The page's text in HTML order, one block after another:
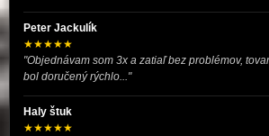
Peter Jackulík
★★★★★
"Objednávam som 3x a zatiaľ bez problémov,
bol doručený rýchlo..."
Haly štuk
★★★★★